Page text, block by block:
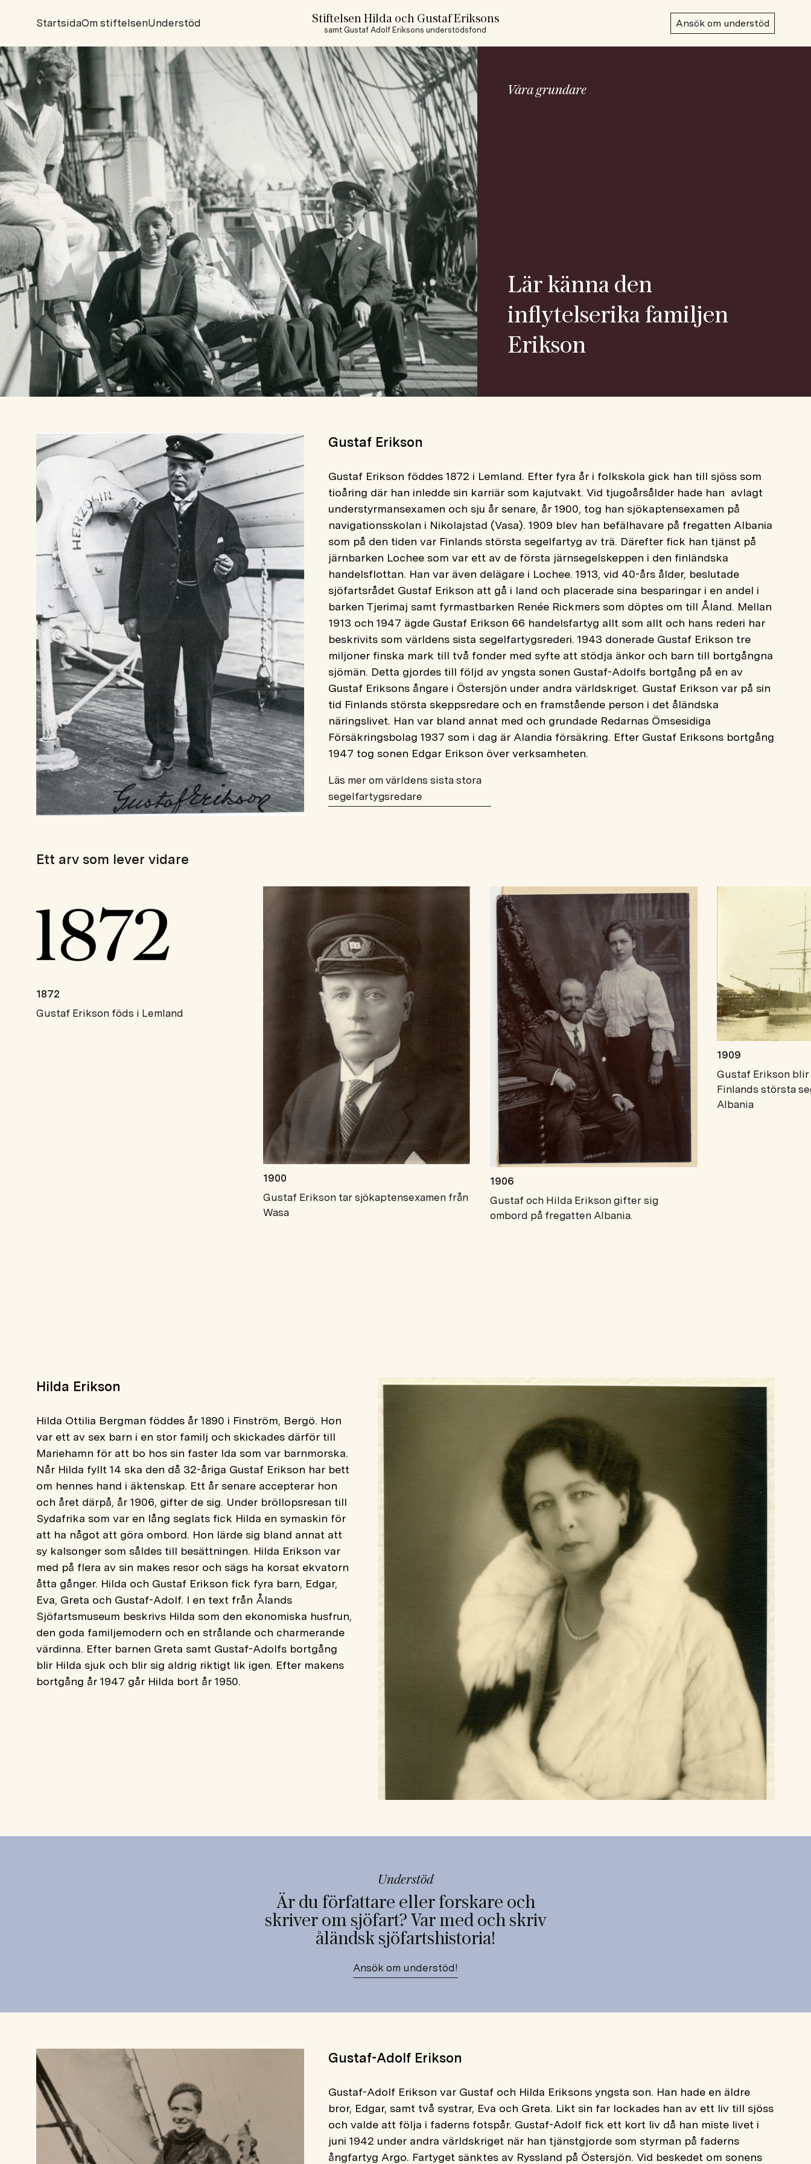
StartsidaOm stiftelsenUnderstöd Stiftelsen Hilda och Gustaf Eriksons
samt Gustaf Adolf Eriksons understödsfond
Ansök om understöd
Våra grundare
Lär känna den
inflytelserika familjen
Erikson
Gustaf Erikson
Gustaf Erikson föddes 1872 i Lemland. Efter fyra år i folkskola gick han till sjöss som
tioåring där han inledde sin karriär som kajutvakt. Vid tjugoårsålder hade han avlagt
understyrmansexamen och sju år senare, år 1900, tog han sjökaptensexamen på
navigationsskolan i Nikolajstad (Vasa). 1909 blev han befälhavare på fregatten Albania
som på den tiden var Finlands största segelfartyg av trä. Därefter fick han tjänst på
järnbarken Lochee som var ett av de första järnsegelskeppen i den finländska
handelsflottan. Han var även delägare i Lochee. 1913, vid 40-års ålder, beslutade
sjöfartsrådet Gustaf Erikson att gå i land och placerade sina besparingar i en andel i
barken Tjerimaj samt fyrmastbarken Renée Rickmers som döptes om till Åland. Mellan
1913 och 1947 ägde Gustaf Erikson 66 handelsfartyg allt som allt och hans rederi har
beskrivits som världens sista segelfartygsrederi. 1943 donerade Gustaf Erikson tre
miljoner finska mark till två fonder med syfte att stödja änkor och barn till bortgångna
sjömän. Detta gjordes till följd av yngsta sonen Gustaf-Adolfs bortgång på en av
Gustaf Eriksons ångare i Östersjön under andra världskriget. Gustaf Erikson var på sin
tid Finlands största skeppsredare och en framstående person i det åländska
näringslivet. Han var bland annat med och grundade Redarnas Ömsesidiga
Försäkringsbolag 1937 som i dag är Alandia försäkring. Efter Gustaf Eriksons bortgång
1947 tog sonen Edgar Erikson över verksamheten.
Läs mer om världens sista stora
segelfartygsredare
Ett arv som lever vidare
1872
Gustaf Erikson föds i Lemland
1900
Gustaf Erikson tar sjökaptensexamen från
Wasa
1906
Gustaf och Hilda Erikson gifter sig
ombord på fregatten Albania.
1909
Gustaf Erikson
Finlands största
Albania
Hilda Erikson
Hilda Ottilia Bergman föddes år 1890 i Finström, Bergö. Hon
var ett av sex barn i en stor familj och skickades därför till
Mariehamn för att bo hos sin faster Ida som var barnmorska.
Når Hilda fyllt 14 ska den då 32-åriga Gustaf Erikson har bett
om hennes hand i äktenskap. Ett år senare accepterar hon
och året därpå, år 1906, gifter de sig. Under bröllopsresan till
Sydafrika som var en lång seglats fick Hilda en symaskin för
att ha något att göra ombord. Hon lärde sig bland annat att
sy kalsonger som såldes till besättningen. Hilda Erikson var
med på flera av sin makes resor och sägs ha korsat ekvatorn
åtta gånger. Hilda och Gustaf Erikson fick fyra barn, Edgar,
Eva, Greta och Gustaf-Adolf. I en text från Ålands
Sjöfartsmuseum beskrivs Hilda som den ekonomiska husfrun,
den goda familjemodern och en strålande och charmerande
värdinna. Efter barnen Greta samt Gustaf-Adolfs bortgång
blir Hilda sjuk och blir sig aldrig riktigt lik igen. Efter makens
bortgång år 1947 går Hilda bort år 1950.
Understöd
Är du författare eller forskare och
skriver om sjöfart? Var med och skriv
åländsk sjöfartshistoria!
Ansök om understöd!
Gustaf-Adolf Erikson
Gustaf-Adolf Erikson var Gustaf och Hilda Eriksons yngsta son. Han hade en äldre
bror, Edgar, samt två systrar, Eva och Greta. Likt sin far lockades han av ett liv till sjöss
och valde att följa i faderns fotspår. Gustaf-Adolf fick ett kort liv då han miste livet i
juni 1942 under andra världskriget när han tjänstgjorde som styrman på faderns
ångfartyg Argo. Fartyget sänktes av Ryssland på Östersjön. Vid beskedet om sonens